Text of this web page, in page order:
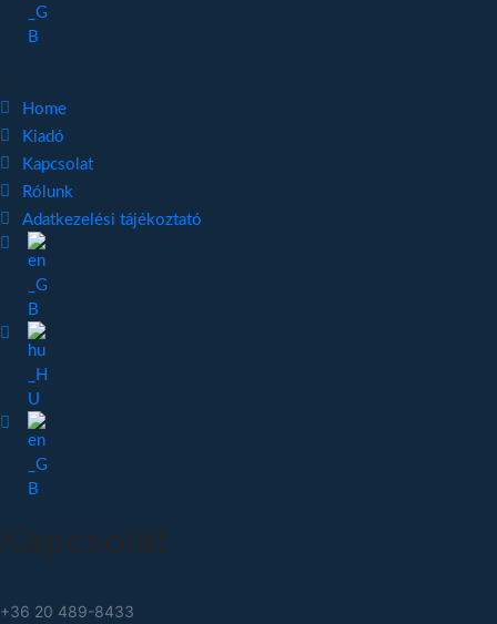
Home
Kiadó
Kapcsolat
Rólunk
Adatkezelési tájékoztató
+36 20 489-8433